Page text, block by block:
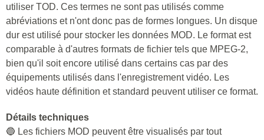
utiliser TOD. Ces termes ne sont pas utilisés comme
abréviations et n'ont donc pas de formes longues. Un disque
dur est utilisé pour stocker les données MOD. Le format est
comparable à d'autres formats de fichier tels que MPEG-2,
bien qu'il soit encore utilisé dans certains cas par des
équipements utilisés dans l'enregistrement vidéo. Les
vidéos haute définition et standard peuvent utiliser ce format.
Détails techniques
🔵 Les fichiers MOD peuvent être visualisés par tout